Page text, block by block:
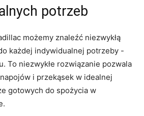
potrzeb
możemy znaleźć niezwykłą‌
każdej indywidualnej potrzeby -⁣
To niezwykłe ⁢rozwiązanie pozwala
i przekąsek w idealnej‌
gotowych do spożycia w